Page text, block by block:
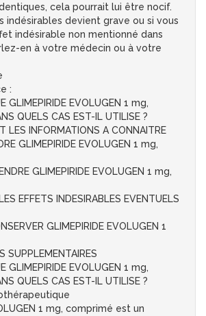
cela pourrait lui être nocif.
indésirables devient grave ou si vous
indésirable non mentionné dans
en à votre médecin ou à votre
:
GLIMEPIRIDE EVOLUGEN 1 mg,
QUELS CAS EST-IL UTILISE ?
LES INFORMATIONS A CONNAITRE
GLIMEPIRIDE EVOLUGEN 1 mg,
GLIMEPIRIDE EVOLUGEN 1 mg,
EFFETS INDESIRABLES EVENTUELS
GLIMEPIRIDE EVOLUGEN 1
SUPPLEMENTAIRES
GLIMEPIRIDE EVOLUGEN 1 mg,
QUELS CAS EST-IL UTILISE ?
1 mg, comprimé est un